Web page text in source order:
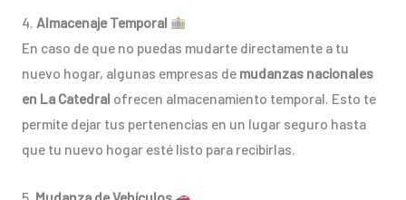
4. Almacenaje Temporal
En caso de que no puedas mudarte directamente a tu
nuevo hogar, algunas empresas de mudanzas nacionales
en La Catedral ofrecen almacenamiento temporal. Esto te
permite dejar tus pertenencias en un lugar seguro hasta
que tu nuevo hogar esté listo para recibirlas.
5. Mudanza de Vehículos